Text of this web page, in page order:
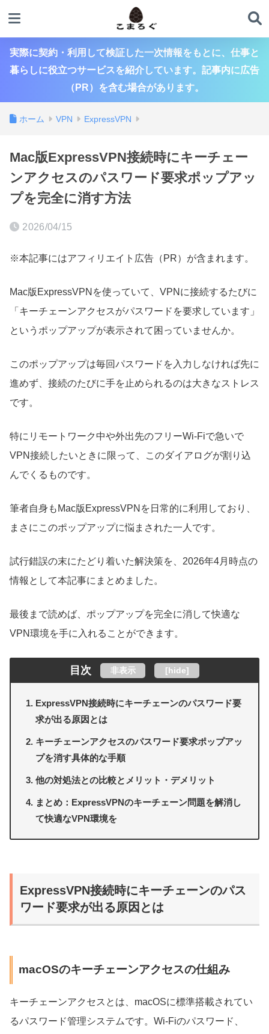
実際に契約・利用して検証した一次情報をもとに、仕事と
暮らしに役立つサービスを紹介しています。記事内に広告
（PR）を含む場合があります。
ホーム VPN ExpressVPN
Mac版ExpressVPN接続時にキーチェー
ンアクセスのパスワード要求ポップアッ
プを完全に消す方法
2026/04/15
※本記事にはアフィリエイト広告（PR）が含まれます。
Mac版ExpressVPNを使っていて、VPNに接続するたびに
「キーチェーンアクセスがパスワードを要求しています」
というポップアップが表示されて困っていませんか。
このポップアップは毎回パスワードを入力しなければ先に
進めず、接続のたびに手を止められるのは大きなストレス
です。
特にリモートワーク中や外出先のフリーWi-Fiで急いで
VPN接続したいときに限って、このダイアログが割り込
んでくるものです。
筆者自身もMac版ExpressVPNを日常的に利用しており、
まさにこのポップアップに悩まされた一人です。
試行錯誤の末にたどり着いた解決策を、2026年4月時点の
情報として本記事にまとめました。
最後まで読めば、ポップアップを完全に消して快適な
VPN環境を手に入れることができます。
目次 非表示 [hide]
ExpressVPN接続時にキーチェーンのパスワード要
求が出る原因とは
キーチェーンアクセスのパスワード要求ポップアッ
プを消す具体的な手順
他の対処法との比較とメリット・デメリット
まとめ：ExpressVPNのキーチェーン問題を解消し
て快適なVPN環境を
ExpressVPN接続時にキーチェーンのパス
ワード要求が出る原因とは
macOSのキーチェーンアクセスの仕組み
キーチェーンアクセスとは、macOSに標準搭載されてい
るパスワード管理システムです。Wi-Fiのパスワード、